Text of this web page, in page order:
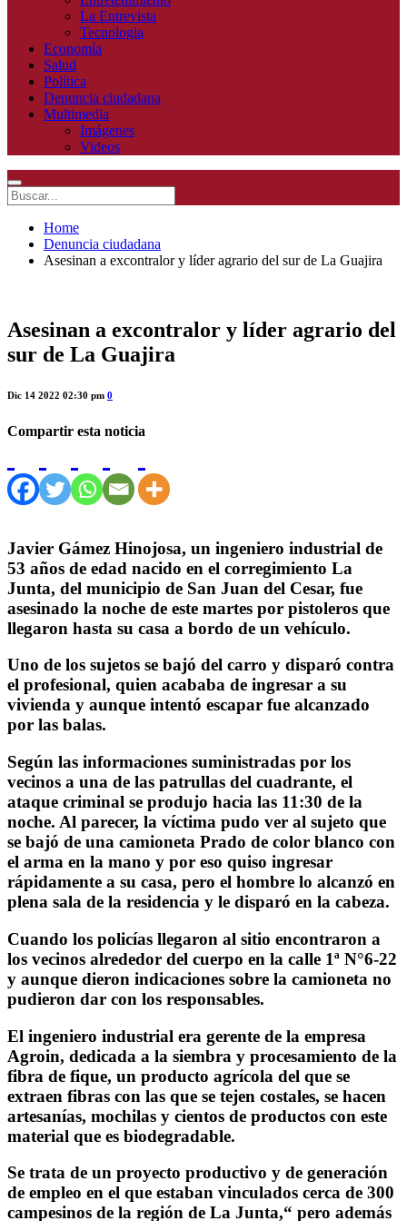
La Entrevista
Tecnologia
Economía
Salud
Política
Denuncia ciudadana
Multimedia
Imágenes
Videos
Home
Denuncia ciudadana
Asesinan a excontralor y líder agrario del sur de La Guajira
Asesinan a excontralor y líder agrario del
sur de La Guajira
Dic 14 2022 02:30 pm 0
Compartir esta noticia
Javier Gámez Hinojosa, un ingeniero industrial de
53 años de edad nacido en el corregimiento La
Junta, del municipio de San Juan del Cesar, fue
asesinado la noche de este martes por pistoleros que
llegaron hasta su casa a bordo de un vehículo.
Uno de los sujetos se bajó del carro y disparó contra
el profesional, quien acababa de ingresar a su
vivienda y aunque intentó escapar fue alcanzado
por las balas.
Según las informaciones suministradas por los
vecinos a una de las patrullas del cuadrante, el
ataque criminal se produjo hacia las 11:30 de la
noche. Al parecer, la víctima pudo ver al sujeto que
se bajó de una camioneta Prado de color blanco con
el arma en la mano y por eso quiso ingresar
rápidamente a su casa, pero el hombre lo alcanzó en
plena sala de la residencia y le disparó en la cabeza.
Cuando los policías llegaron al sitio encontraron a
los vecinos alrededor del cuerpo en la calle 1ª N°6-22
y aunque dieron indicaciones sobre la camioneta no
pudieron dar con los responsables.
El ingeniero industrial era gerente de la empresa
Agroin, dedicada a la siembra y procesamiento de la
fibra de fique, un producto agrícola del que se
extraen fibras con las que se tejen costales, se hacen
artesanías, mochilas y cientos de productos con este
material que es biodegradable.
Se trata de un proyecto productivo y de generación
de empleo en el que estaban vinculados cerca de 300
campesinos de la región de La Junta,“ pero además